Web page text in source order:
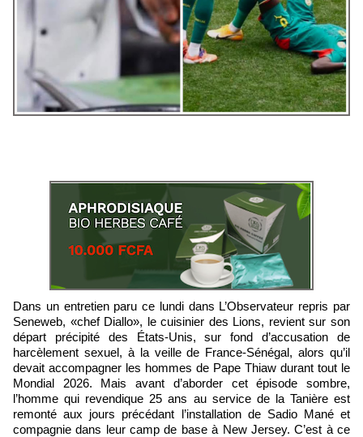
Dans un entretien paru ce lundi dans L’Observateur repris par
Seneweb, «chef Diallo», le cuisinier des Lions, revient sur son
départ précipité des États-Unis, sur fond d’accusation de
harcèlement sexuel, à la veille de France-Sénégal, alors qu’il
devait accompagner les hommes de Pape Thiaw durant tout le
Mondial 2026. Mais avant d’aborder cet épisode sombre,
l’homme qui revendique 25 ans au service de la Tanière est
remonté aux jours précédant l’installation de Sadio Mané et
compagnie dans leur camp de base à New Jersey. C’est à ce